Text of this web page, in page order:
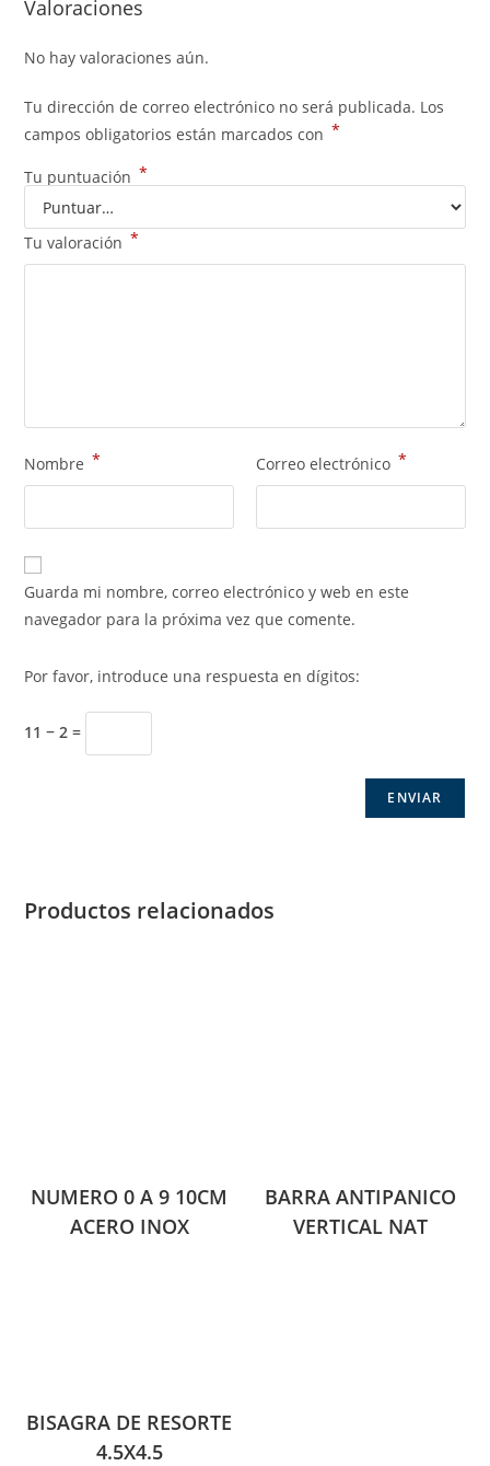
Valoraciones
No hay valoraciones aún.
Tu dirección de correo electrónico no será publicada. Los
campos obligatorios están marcados con *
Tu puntuación *
Tu valoración *
Nombre * Correo electrónico *
Guarda mi nombre, correo electrónico y web en este
navegador para la próxima vez que comente.
Por favor, introduce una respuesta en dígitos:
11 − 2 =
Productos relacionados
NUMERO 0 A 9 10CM
ACERO INOX
BARRA ANTIPANICO
VERTICAL NAT
BISAGRA DE RESORTE
4.5X4.5